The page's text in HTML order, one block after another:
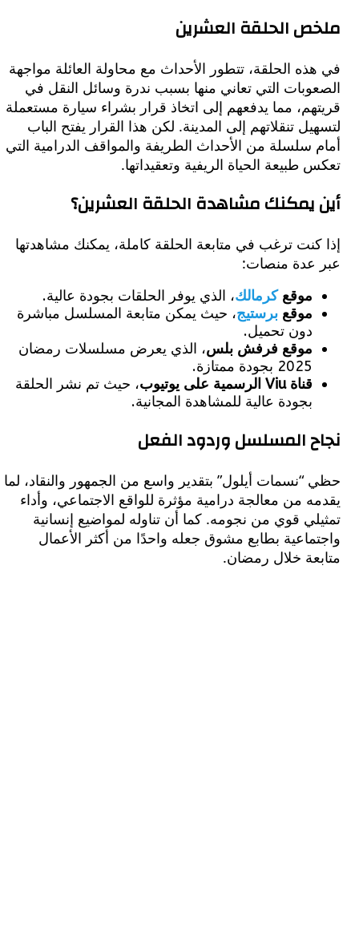
الحلقة العشرين
الحلقة، تتطور الأحداث مع محاولة العائلة مواجهة
التي تعاني منها بسبب ندرة وسائل النقل في
مما يدفعهم إلى اتخاذ قرار بشراء سيارة مستعملة
تنقلاتهم إلى المدينة. لكن هذا القرار يفتح الباب
سلسلة من الأحداث الطريفة والمواقف الدرامية التي
الحياة الريفية وتعقيداتها.
مشاهدة الحلقة العشرين؟
ترغب في متابعة الحلقة كاملة، يمكنك مشاهدتها
منصات:
موقع كرمالك ، الذي يوفر الحلقات بجودة عالية.
موقع برستيج ، حيث يمكن متابعة المسلسل مباشرة
دون تحميل.
موقع فرفش بلس، الذي يعرض مسلسلات رمضان
، حيث تم نشر الحلقة
بجودة عالية للمشاهدة المجانية.
المسلسل وردود الفعل
أيلول” بتقدير واسع من الجمهور والنقاد، لما
من معالجة درامية مؤثرة للواقع الاجتماعي، وأداء
قوي من نجومه. كما أن تناوله لمواضيع إنسانية
بطابع مشوق جعله واحدًا من أكثر الأعمال
خلال رمضان.